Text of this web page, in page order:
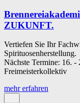
ZUKUNFT.
Vertiefen Sie Ihr
Spirituosenherstellung.
Nächste Termine: 16. -
Freimeisterkollektiv
mehr erfahren